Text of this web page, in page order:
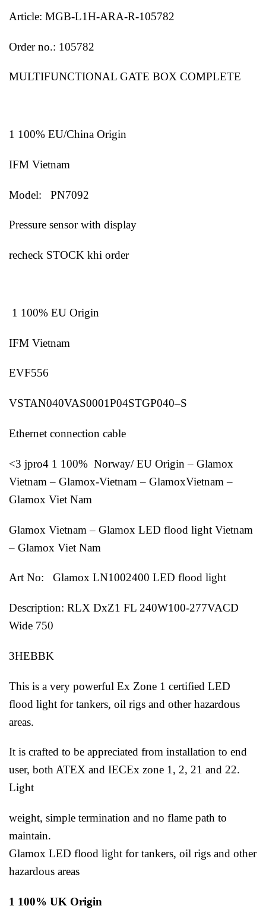
Article: MGB-L1H-ARA-R-105782
Order no.: 105782
MULTIFUNCTIONAL GATE BOX COMPLETE
1 100% EU/China Origin
IFM Vietnam
Model: PN7092
Pressure sensor with display
recheck STOCK khi order
1 100% EU Origin
IFM Vietnam
EVF556
VSTAN040VAS0001P04STGP040–S
Ethernet connection cable
<3 jpro4 1 100% Norway/ EU Origin – Glamox
Vietnam – Glamox-Vietnam – GlamoxVietnam –
Glamox Viet Nam
Glamox Vietnam – Glamox LED flood light Vietnam
– Glamox Viet Nam
Art No: Glamox LN1002400 LED flood light
Description: RLX DxZ1 FL 240W100-277VACD
Wide 750
3HEBBK
This is a very powerful Ex Zone 1 certified LED
flood light for tankers, oil rigs and other hazardous
areas.
It is crafted to be appreciated from installation to end
user, both ATEX and IECEx zone 1, 2, 21 and 22.
Light
weight, simple termination and no flame path to
maintain.
Glamox LED flood light for tankers, oil rigs and other
hazardous areas
1 100% UK Origin